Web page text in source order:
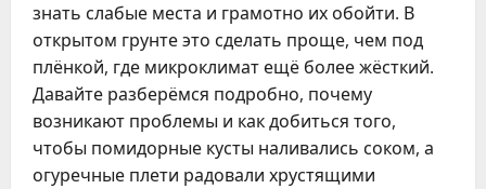
знать слабые места и грамотно их обойти. В
открытом грунте это сделать проще, чем под
плёнкой, где микроклимат ещё более жёсткий.
Давайте разберёмся подробно, почему
возникают проблемы и как добиться того,
чтобы помидорные кусты наливались соком, а
огуречные плети радовали хрустящими